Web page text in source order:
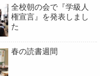
全校朝の会で『学級人
権宣言』を発表しまし
た
春の読書週間